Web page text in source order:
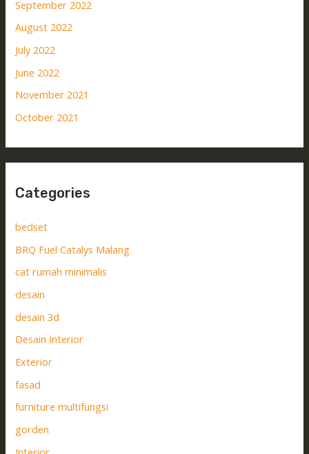
September 2022
August 2022
July 2022
June 2022
November 2021
October 2021
Categories
bedset
BRQ Fuel Catalys Malang
cat rumah minimalis
desain
desain 3d
Desain Interior
Exterior
fasad
furniture multifungsi
gorden